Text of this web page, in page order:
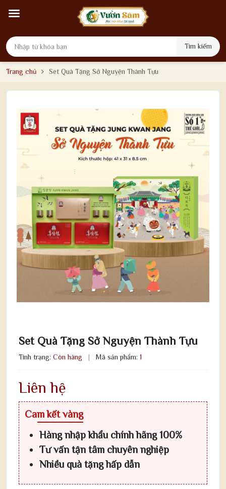
Tìm kiếm
Trang chủ Set Quà Tặng Sở Nguyện Thành Tựu
Set Quà Tặng Sở Nguyện Thành Tựu
Tình trạng: Còn hàng | Mã sản phẩm: 1
Liên hệ
Cam kết vàng
Hàng nhập khẩu chính hãng 100%
Tư vấn tận tâm chuyên nghiệp
Nhiều quà tặng hấp dẫn